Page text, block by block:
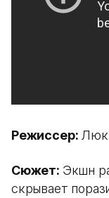
Режиссер: Люк
Сюжет: Экшн
скрывает